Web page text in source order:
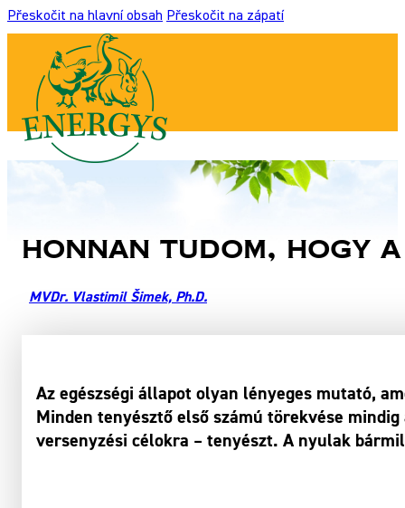
Přeskočit na hlavní obsah Přeskočit na zápatí
Honnan tudom, hogy
MVDr. Vlastimil Šimek, Ph.D.
Az egészségi állapot olyan lényeges mutató,
Minden tenyésztő első számú törekvése
versenyzési célokra – tenyészt. A nyulak